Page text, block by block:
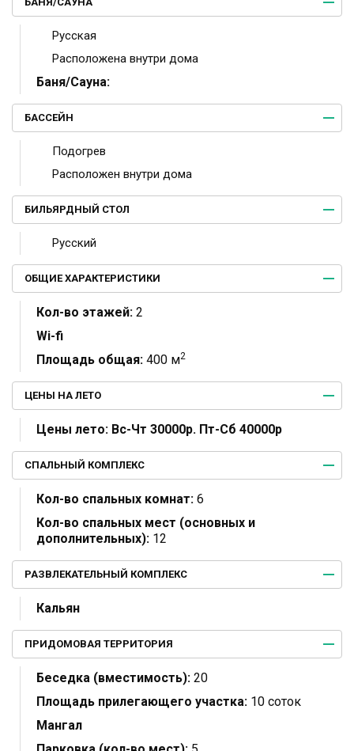
Русская
Расположена внутри дома
Баня/Сауна:
БАССЕЙН
Подогрев
Расположен внутри дома
БИЛЬЯРДНЫЙ СТОЛ
Русский
ОБЩИЕ ХАРАКТЕРИСТИКИ
Кол-во этажей: 2
Wi-fi
Площадь общая: 400 м2
ЦЕНЫ НА ЛЕТО
Цены лето: Вс-Чт 30000р. Пт-Сб 40000р
СПАЛЬНЫЙ КОМПЛЕКС
Кол-во спальных комнат: 6
Кол-во спальных мест (основных и
дополнительных): 12
РАЗВЛЕКАТЕЛЬНЫЙ КОМПЛЕКС
Кальян
ПРИДОМОВАЯ ТЕРРИТОРИЯ
Беседка (вместимость): 20
Площадь прилегающего участка: 10 соток
Мангал